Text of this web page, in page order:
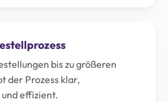
bis zu größeren
der Prozess klar,
effizient.